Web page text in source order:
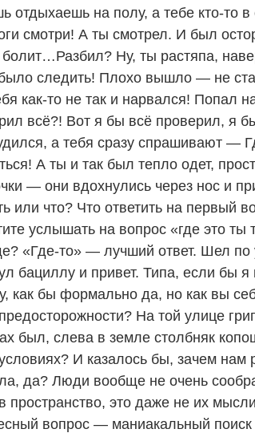
отдыхаешь на полу, а тебе кто-то
смотри! А ты смотрел. И был
Ну, ты растяпа,
следить! Плохо вышло — не
как-то не так и нарвался!
всё?! Вот я бы всё проверил, я
а тебя сразу спрашивают —
А ты и так был тепло одет,
— они вдохнулись через нос и
или что? Что ответить на первый
услышать на вопрос «где это
«Где-то» — лучший ответ. Шел по
бациллу и привет. Типа, если бы
как бы формально да, но как вы
На той улице
был, слева в земле столбняк
И казалось бы, зачем нам
да? Люди вообще не очень
пространство, это даже не их
вопрос — маниакальный